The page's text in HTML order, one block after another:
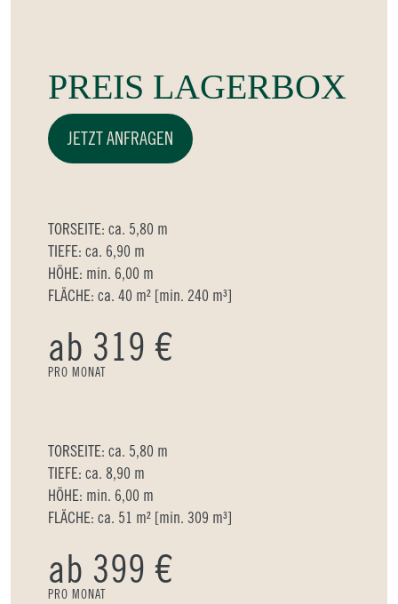
PREIS LAGERBOX
JETZT ANFRAGEN
TORSEITE: ca. 5,80 m
TIEFE: ca. 6,90 m
HÖHE: min. 6,00 m
FLÄCHE: ca. 40 m² [min. 240 m³]
ab 319 €
PRO MONAT
TORSEITE: ca. 5,80 m
TIEFE: ca. 8,90 m
HÖHE: min. 6,00 m
FLÄCHE: ca. 51 m² [min. 309 m³]
ab 399 €
PRO MONAT